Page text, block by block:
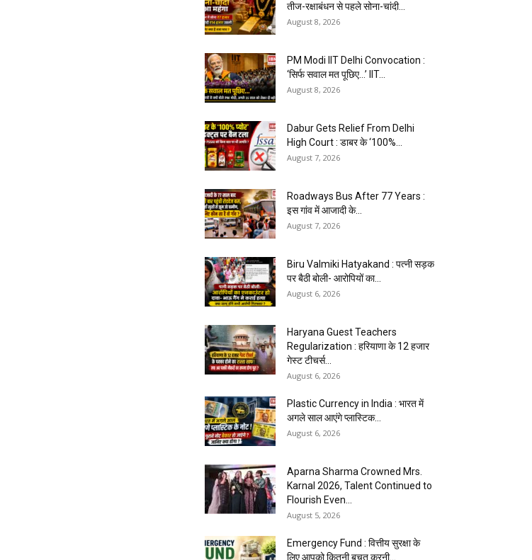
तीज-रक्षाबंधन से पहले सोना-चांदी...
August 8, 2026
PM Modi IIT Delhi Convocation :
‘सिर्फ सवाल मत पूछिए…’ IIT...
August 8, 2026
Dabur Gets Relief From Delhi
High Court : डाबर के ‘100%...
August 7, 2026
Roadways Bus After 77 Years :
इस गांव में आजादी के...
August 7, 2026
Biru Valmiki Hatyakand : पत्नी सड़क
पर बैठी बोली- आरोपियों का...
August 6, 2026
Haryana Guest Teachers
Regularization : हरियाणा के 12 हजार
गेस्ट टीचर्स...
August 6, 2026
Plastic Currency in India : भारत में
अगले साल आएंगे प्लास्टिक...
August 6, 2026
Aparna Sharma Crowned Mrs.
Karnal 2026, Talent Continued to
Flourish Even...
August 5, 2026
Emergency Fund : वित्तीय सुरक्षा के
लिए आपको कितनी बचत करनी...